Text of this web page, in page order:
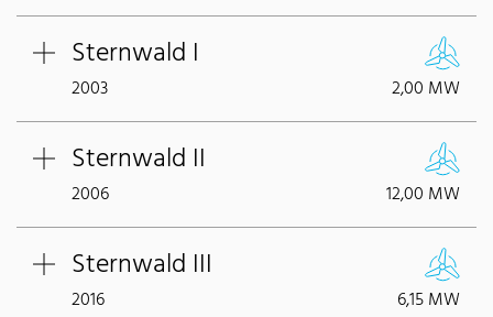
Sternwald I
2003 2,00 MW
Sternwald II
2006 12,00 MW
Sternwald III
2016 6,15 MW